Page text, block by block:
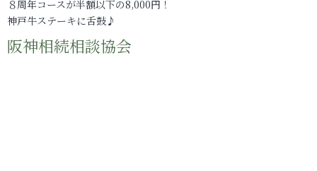
８周年コースが半額以下の8,000円！
神戸牛ステーキに舌鼓♪
阪神相続相談協会